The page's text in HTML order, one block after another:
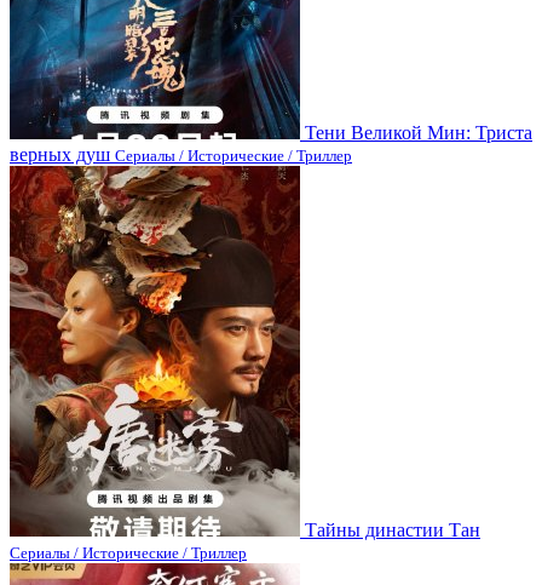
Тени Великой Мин: Триста
верных душ Сериалы / Исторические / Триллер
Тайны династии Тан
Сериалы / Исторические / Триллер